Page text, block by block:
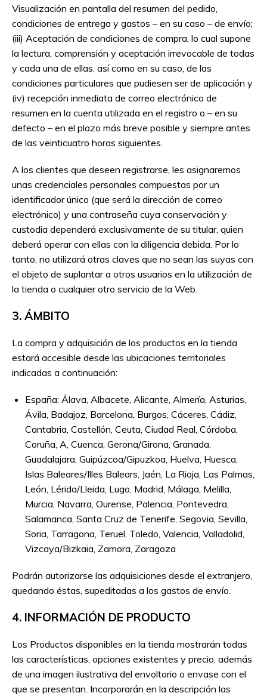
Visualización en pantalla del resumen del pedido,
condiciones de entrega y gastos – en su caso – de envío;
(iii) Aceptación de condiciones de compra, lo cual supone
la lectura, comprensión y aceptación irrevocable de todas
y cada una de ellas, así como en su caso, de las
condiciones particulares que pudiesen ser de aplicación y
(iv) recepción inmediata de correo electrónico de
resumen en la cuenta utilizada en el registro o – en su
defecto – en el plazo más breve posible y siempre antes
de las veinticuatro horas siguientes.
A los clientes que deseen registrarse, les asignaremos
unas credenciales personales compuestas por un
identificador único (que será la dirección de correo
electrónico) y una contraseña cuya conservación y
custodia dependerá exclusivamente de su titular, quien
deberá operar con ellas con la diligencia debida. Por lo
tanto, no utilizará otras claves que no sean las suyas con
el objeto de suplantar a otros usuarios en la utilización de
la tienda o cualquier otro servicio de la Web.
3. ÁMBITO
La compra y adquisición de los productos en la tienda
estará accesible desde las ubicaciones territoriales
indicadas a continuación:
España: Álava, Albacete, Alicante, Almería, Asturias,
Ávila, Badajoz, Barcelona, Burgos, Cáceres, Cádiz,
Cantabria, Castellón, Ceuta, Ciudad Real, Córdoba,
Coruña, A, Cuenca, Gerona/Girona, Granada,
Guadalajara, Guipúzcoa/Gipuzkoa, Huelva, Huesca,
Islas Baleares/Illes Balears, Jaén, La Rioja, Las Palmas,
León, Lérida/Lleida, Lugo, Madrid, Málaga, Melilla,
Murcia, Navarra, Ourense, Palencia, Pontevedra,
Salamanca, Santa Cruz de Tenerife, Segovia, Sevilla,
Soria, Tarragona, Teruel, Toledo, Valencia, Valladolid,
Vizcaya/Bizkaia, Zamora, Zaragoza
Podrán autorizarse las adquisiciones desde el extranjero,
quedando éstas, supeditadas a los gastos de envío.
4. INFORMACIÓN DE PRODUCTO
Los Productos disponibles en la tienda mostrarán todas
las características, opciones existentes y precio, además
de una imagen ilustrativa del envoltorio o envase con el
que se presentan. Incorporarán en la descripción las